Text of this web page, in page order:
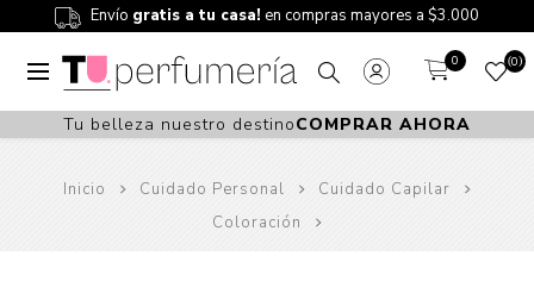
Envío gratis a tu casa! en compras mayores a $3.000
0 0
Tu belleza nuestro destinoCOMPRAR AHORA
Inicio Cuidado Personal
Cuidado Capilar
Coloración